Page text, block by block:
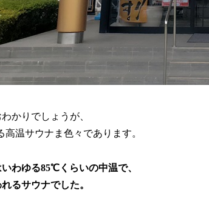
かりでしょうが、
温サウナま色々であります。
わゆる85℃くらいの中温で、
るサウナでした。